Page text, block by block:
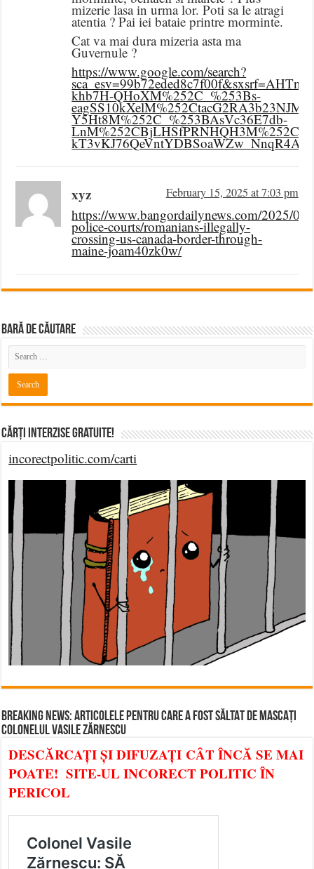
mizerie lasa in urma lor. Poti sa le atragi
atentia ? Pai iei bataie printre morminte.
Cat va mai dura mizeria asta ma
Guvernule ?
https://www.google.com/search?
khb7H-QHoXM%252C_%253Bs-
Y5Ht8M%252C_%253BAsVc36E7db-
xyz February 15, 2025 at 7:03 pm
https://www.bangordailynews.com/2025/
police-courts/romanians-illegally-
crossing-us-canada-border-through-
maine-joam40zk0w/
BARĂ DE CĂUTARE
Cărți Interzise Gratuite!
incorectpolitic.com/carti
BREAKING NEWS: ARTICOLELE PENTRU CARE A FOST SĂLTAT DE MASCAȚI
COLONELUL VASILE ZĂRNESCU
DESCĂRCAȚI ȘI DIFUZAȚI CÂT ÎNCĂ SE MAI
POATE! SITE-UL INCORECT POLITIC ÎN
PERICOL